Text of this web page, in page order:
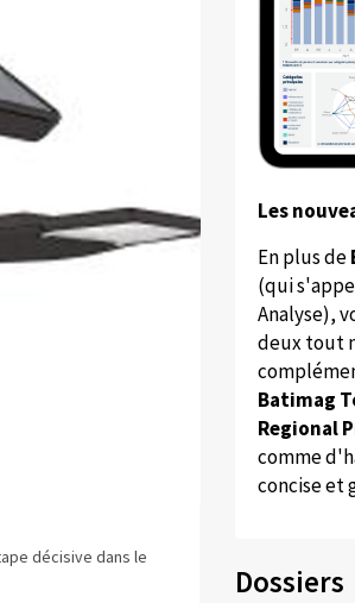
décisive dans le
Les
En plus de
(qui
Analyse),
deux tout
Batimag
Regional
comme
concise et
Dossiers